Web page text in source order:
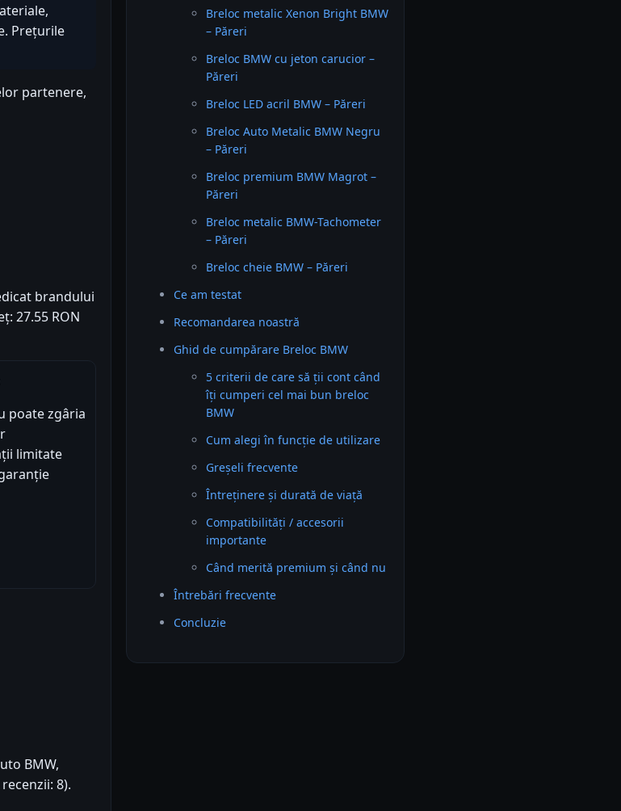
Prețurile
partenere,
brandului
27.55 RON
poate zgâria
limitate
BMW,
8).
Breloc metalic Xenon Bright BMW
– Păreri
Breloc BMW cu jeton carucior –
Păreri
Breloc LED acril BMW – Păreri
Breloc Auto Metalic BMW Negru
– Păreri
Breloc premium BMW Magrot –
Păreri
Breloc metalic BMW-Tachometer
– Păreri
Breloc cheie BMW – Păreri
Ce am testat
Recomandarea noastră
Ghid de cumpărare Breloc BMW
5 criterii de care să ții cont când
îți cumperi cel mai bun breloc
BMW
Cum alegi în funcție de utilizare
Greșeli frecvente
Întreținere și durată de viață
Compatibilități / accesorii
importante
Când merită premium și când nu
Întrebări frecvente
Concluzie